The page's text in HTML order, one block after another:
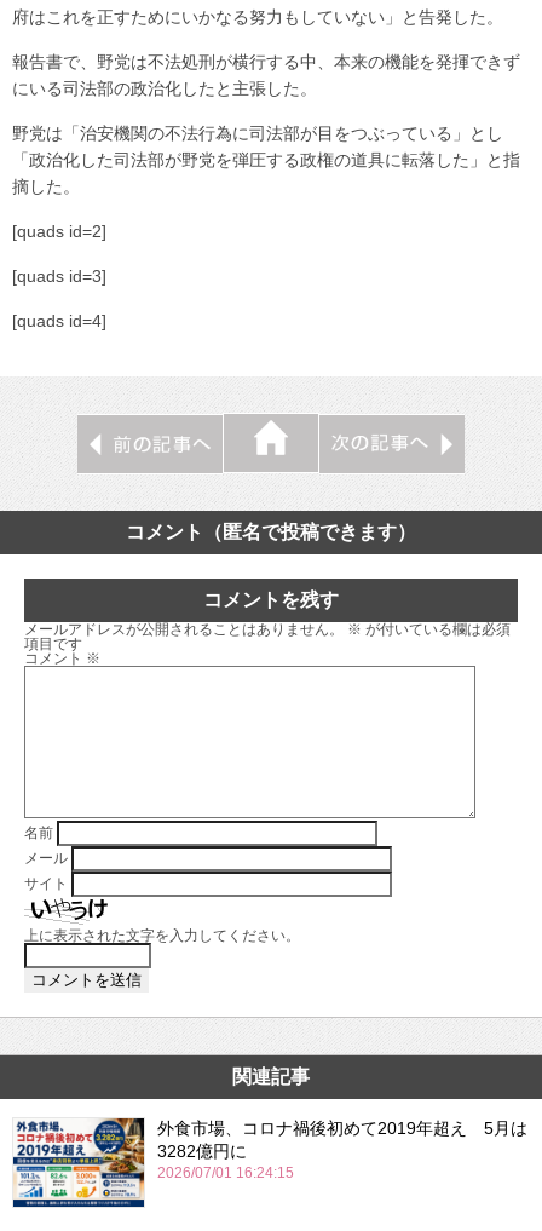
府はこれを正すためにいかなる努力もしていない」と告発した。
報告書で、野党は不法処刑が横行する中、本来の機能を発揮できず
にいる司法部の政治化したと主張した。
野党は「治安機関の不法行為に司法部が目をつぶっている」とし
「政治化した司法部が野党を弾圧する政権の道具に転落した」と指
摘した。
[quads id=2]
[quads id=3]
[quads id=4]
コメント（匿名で投稿できます）
コメントを残す
メールアドレスが公開されることはありません。 ※ が付いている欄は必須
項目です
コメント ※
名前
メール
サイト
上に表示された文字を入力してください。
関連記事
外食市場、コロナ禍後初めて2019年超え 5月は
3282億円に
2026/07/01 16:24:15